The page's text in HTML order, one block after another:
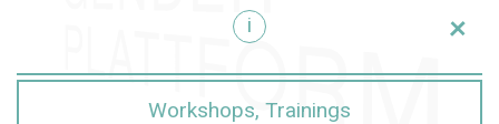
i
+
Workshops, Trainings